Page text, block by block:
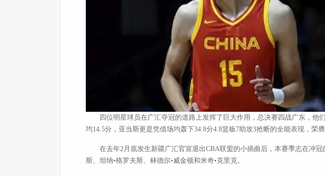
四位明星球员在广汇夺冠的道路上发挥了巨大作用，总决赛四战广东，他们
均14.5分，亚当斯更是凭借场均轰下34.8分4.8篮板7助攻3抢断的全能表现，荣
在去年2月底发生新疆广汇官宣退出CBA联盟的小插曲后，本赛季志在冲冠
斯、坦纳•格罗夫斯、林德尔•威金顿和米奇•克里克。